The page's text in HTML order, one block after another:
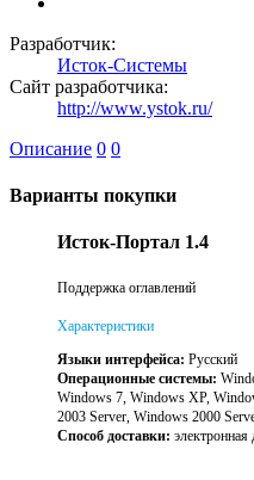
Разработчик:
Исток-Системы
Сайт разработчика:
http://www.ystok.ru/
Описание 0 0
Варианты покупки
Исток-Портал 1.4
Поддержка оглавлений
Характеристики
Языки интерфейса: Русский
Операционные системы:
Windows 7, Windows XP,
2003 Server, Windows 2000
Способ доставки: электронная